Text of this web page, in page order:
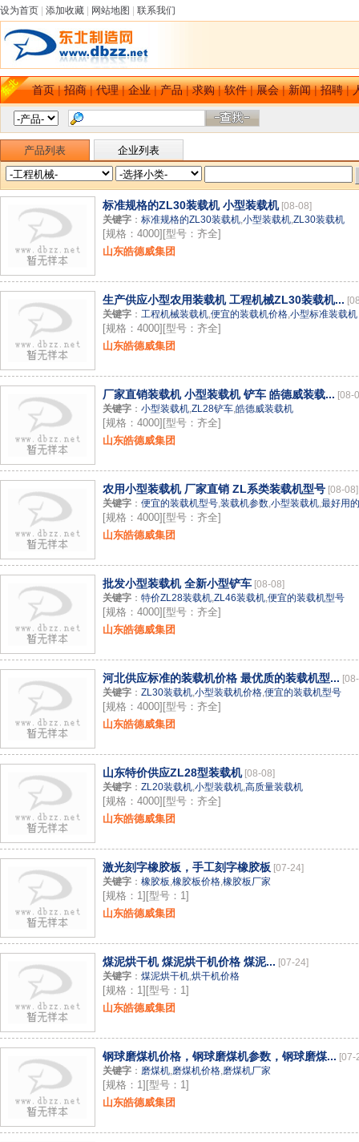
设为首页 添加收藏 网站地图 联系我们
首页|招商|代理|企业|产品|求购|软件|展会|新闻|招聘|
产品列表 企业列表
标准规格的ZL30装载机 小型装载机 [08-08]
关键字 ： 标准规格的ZL30装载机,小型装载机,ZL30装载机
[规格：4000][型号：齐全]
山东皓德威集团
生产供应小型农用装载机 工程机械ZL30装载机...
关键字 ： 工程机械装载机,便宜的装载机价格,小型标准装载机
[规格：4000][型号：齐全]
山东皓德威集团
厂家直销装载机 小型装载机 铲车 皓德威装载... [08-
关键字 ： 小型装载机,ZL28铲车,皓德威装载机
[规格：4000][型号：齐全]
山东皓德威集团
农用小型装载机 厂家直销 ZL系类装载机型号 [08-08]
关键字 ： 便宜的装载机型号,装载机参数,小型装载机,最好用
[规格：4000][型号：齐全]
山东皓德威集团
批发小型装载机 全新小型铲车 [08-08]
关键字 ： 特价ZL28装载机,ZL46装载机,便宜的装载机型号
[规格：4000][型号：齐全]
山东皓德威集团
河北供应标准的装载机价格 最优质的装载机型...
关键字 ： ZL30装载机,小型装载机价格,便宜的装载机型号
[规格：4000][型号：齐全]
山东皓德威集团
山东特价供应ZL28型装载机 [08-08]
关键字 ： ZL20装载机,小型装载机,高质量装载机
[规格：4000][型号：齐全]
山东皓德威集团
激光刻字橡胶板，手工刻字橡胶板 [07-24]
关键字 ： 橡胶板,橡胶板价格,橡胶板厂家
[规格：1][型号：1]
山东皓德威集团
煤泥烘干机 煤泥烘干机价格 煤泥... [07-24]
关键字 ： 煤泥烘干机,烘干机价格
[规格：1][型号：1]
山东皓德威集团
钢球磨煤机价格，钢球磨煤机参数，钢球磨煤... [07-
关键字 ： 磨煤机,磨煤机价格,磨煤机厂家
[规格：1][型号：1]
山东皓德威集团